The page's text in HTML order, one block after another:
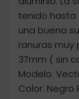
tenido hasta
una buena
ranuras muy
37mm ( sin
Modelo:
Color: Negro